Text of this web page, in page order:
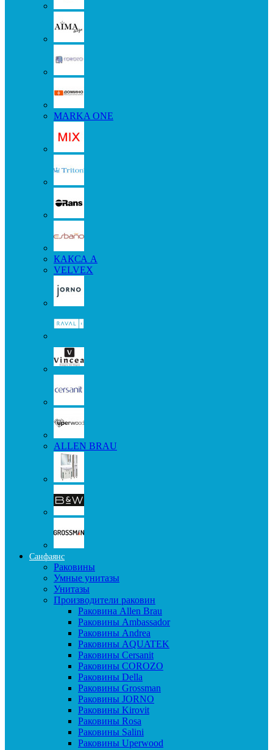
MARKA ONE
КАКСА А
VELVEX
ALLEN BRAU
Санфаянс
Раковины
Умные унитазы
Унитазы
Производители раковин
Раковина Allen Brau
Раковины Ambassador
Раковины Andrea
Раковины AQUATEK
Раковины Cersanit
Раковины COROZO
Раковины Della
Раковины Grossman
Раковины JORNO
Раковины Kirovit
Раковины Rosa
Раковины Salini
Раковины Uperwood